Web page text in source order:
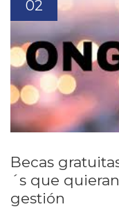
02
Becas
´s que
gestión